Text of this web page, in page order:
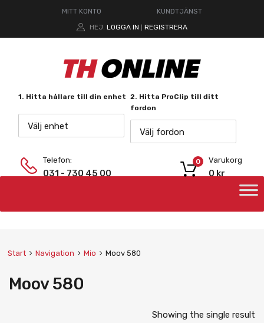
MITT KONTO
KUNDTJÄNST
HEJ. LOGGA IN REGISTRERA
1. Hitta hållare till din enhet
Välj enhet
2. Hitta ProClip till ditt
fordon
Välj fordon
Telefon:
031 - 730 45 00
Varukorg
0 kr
0
Start Navigation Mio Moov 580
Moov 580
Showing the single result